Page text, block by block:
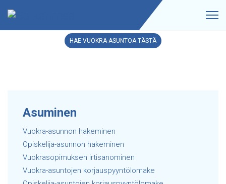
HAE VUOKRA-ASUNTOA TÄSTÄ
Asuminen
Vuokra-asunnon hakeminen
Opiskelija-asunnon hakeminen
Vuokrasopimuksen irtisanominen
Vuokra-asuntojen korjauspyyntölomake